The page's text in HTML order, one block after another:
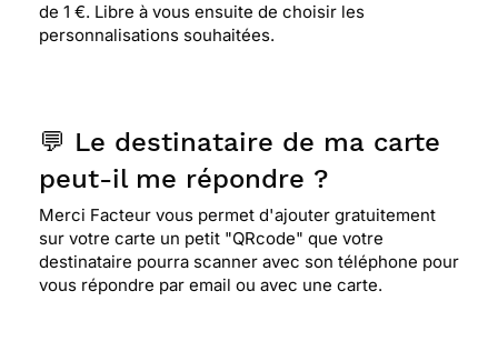
de 1 €. Libre à vous ensuite de choisir les
personnalisations souhaitées.
💬 Le destinataire de ma carte
peut-il me répondre ?
Merci Facteur vous permet d'ajouter gratuitement
sur votre carte un petit "QRcode" que votre
destinataire pourra scanner avec son téléphone pour
vous répondre par email ou avec une carte.